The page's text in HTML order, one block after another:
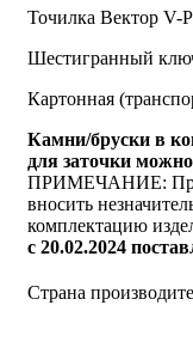
Точилка Вектор V-
Шестигранный
Картонная
Камни/бруски в
для заточки
ПРИМЕЧАНИЕ:
вносить
комплектацию
с 20.02.2024
Страна